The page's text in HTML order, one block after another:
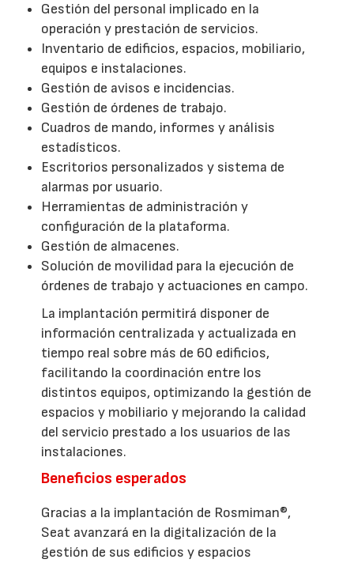
Gestión del personal implicado en la
operación y prestación de servicios.
Inventario de edificios, espacios, mobiliario,
equipos e instalaciones.
Gestión de avisos e incidencias.
Gestión de órdenes de trabajo.
Cuadros de mando, informes y análisis
estadísticos.
Escritorios personalizados y sistema de
alarmas por usuario.
Herramientas de administración y
configuración de la plataforma.
Gestión de almacenes.
Solución de movilidad para la ejecución de
órdenes de trabajo y actuaciones en campo.
La implantación permitirá disponer de
información centralizada y actualizada en
tiempo real sobre más de 60 edificios,
facilitando la coordinación entre los
distintos equipos, optimizando la gestión de
espacios y mobiliario y mejorando la calidad
del servicio prestado a los usuarios de las
instalaciones.
Beneficios esperados
Gracias a la implantación de Rosmiman®,
Seat avanzará en la digitalización de la
gestión de sus edificios y espacios